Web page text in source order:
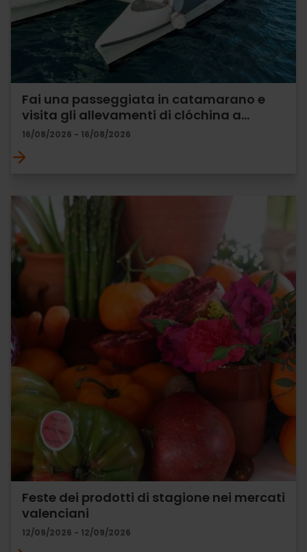
Fai una passeggiata in catamarano e
visita gli allevamenti di clóchina a…
16/08/2026 - 16/08/2026
Feste dei prodotti di stagione nei mercati
valenciani
12/09/2026 - 12/09/2026